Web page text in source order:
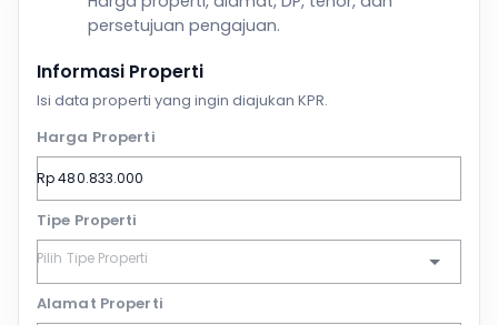
persetujuan pengajuan.
Informasi Properti
Isi data properti yang ingin diajukan KPR.
Harga Properti
Tipe Properti
Alamat Properti